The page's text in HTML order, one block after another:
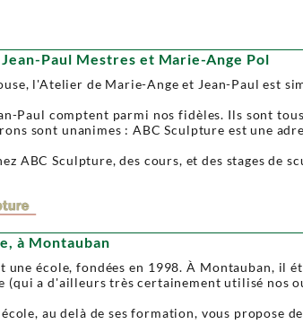
Paul Mestres et Marie-Ange Pol
l'Atelier de Marie-Ange et Jean-Paul est
Paul comptent parmi nos fidèles. Ils sont
sont unanimes : ABC Sculpture est une
ABC Sculpture, des cours, et des stages de
à Montauban
une école, fondées en 1998. À Montauban,
(qui a d'ailleurs très certainement utilisé nos
au delà de ses formation, vous propose